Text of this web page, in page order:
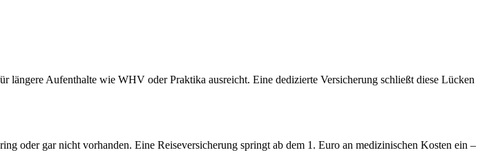
Aufenthalte wie WHV oder Praktika ausreicht. Eine dedizierte Versicherung schließt diese Lücken
oder gar nicht vorhanden. Eine Reiseversicherung springt ab dem 1. Euro an medizinischen Kosten ein –